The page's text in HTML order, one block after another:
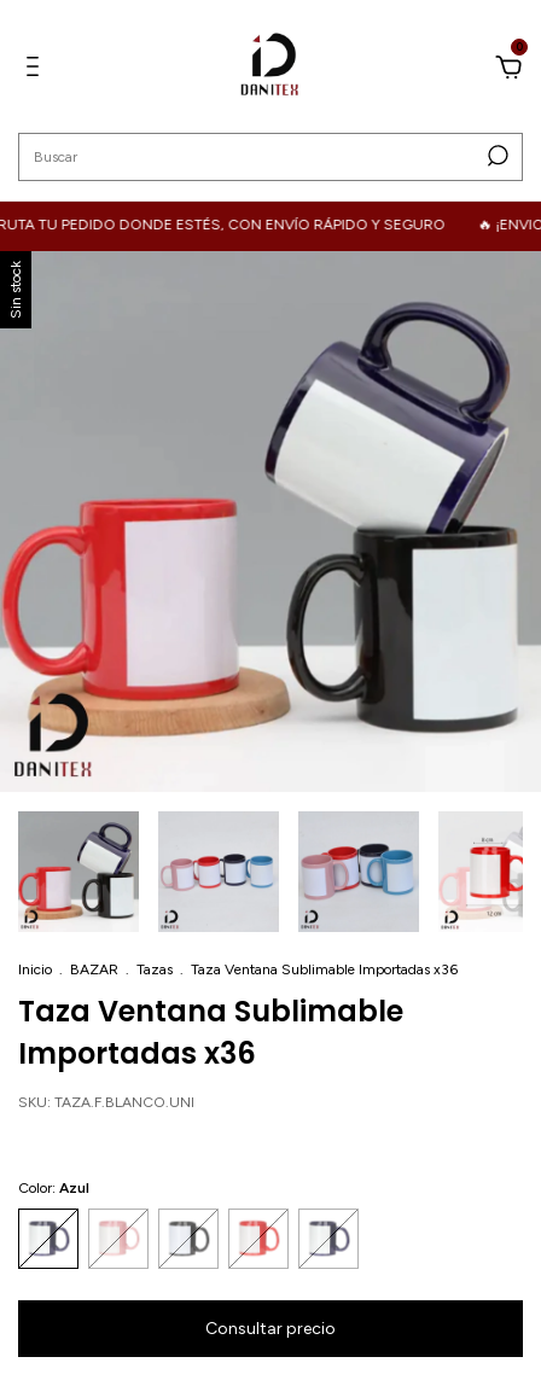
0
TU PEDIDO DONDE ESTÉS, CON ENVÍO RÁPIDO Y SEGURO 🔥 ¡ENVIOS
Sin stock
Inicio . BAZAR . Tazas . Taza Ventana Sublimable Importadas x36
Taza Ventana Sublimable
Importadas x36
SKU: TAZA.F.BLANCO.UNI
Color: Azul